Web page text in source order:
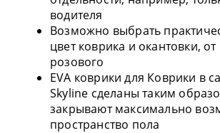
водителя
Возможно выбрать
цвет коврика и окантовки,
розового
EVA коврики для Коврики в
Skyline сделаны таким
закрывают максимально
пространство пола